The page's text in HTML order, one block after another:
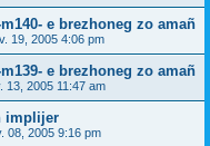
e brezhoneg zo amañ
19, 2005 4:06 pm
e brezhoneg zo amañ
13, 2005 11:47 am
implijer
08, 2005 9:16 pm